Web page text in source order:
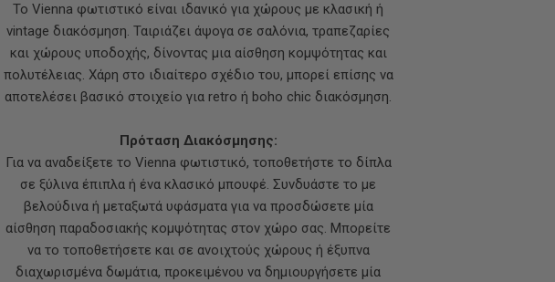
Το Vienna φωτιστικό είναι ιδανικό για χώρους με κλασική ή
vintage διακόσμηση. Ταιριάζει άψογα σε σαλόνια, τραπεζαρίες
και χώρους υποδοχής, δίνοντας μια αίσθηση κομψότητας και
πολυτέλειας. Χάρη στο ιδιαίτερο σχέδιο του, μπορεί επίσης να
αποτελέσει βασικό στοιχείο για retro ή boho chic διακόσμηση.
Πρόταση Διακόσμησης:
Για να αναδείξετε το Vienna φωτιστικό, τοποθετήστε το δίπλα
σε ξύλινα έπιπλα ή ένα κλασικό μπουφέ. Συνδυάστε το με
βελούδινα ή μεταξωτά υφάσματα για να προσδώσετε μία
αίσθηση παραδοσιακής κομψότητας στον χώρο σας. Μπορείτε
να το τοποθετήσετε και σε ανοιχτούς χώρους ή έξυπνα
διαχωρισμένα δωμάτια, προκειμένου να δημιουργήσετε μία